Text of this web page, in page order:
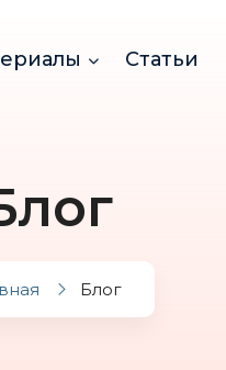
Статьи
Блог